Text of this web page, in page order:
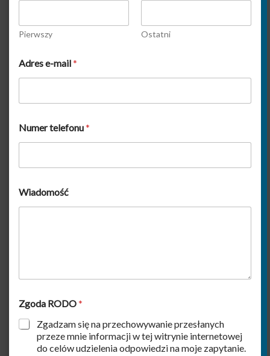
Pierwszy Ostatni
Adres e-mail*
Numer telefonu*
Wiadomość
a
z
w
Zgoda RODO*
Zgadzam się na przechowywanie przesłanych
przeze mnie informacji w tej witrynie internetowej
do celów udzielenia odpowiedzi na moje zapytanie.